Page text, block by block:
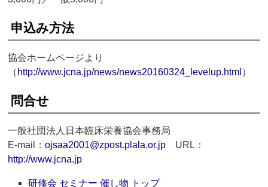
申込み方法
協会ホームページより
（ http://www.jcna.jp/news/news20160324_levelup.html ）
問合せ
一般社団法人日本臨床栄養協会事務局
E-mail：ojsaa2001@zpost.plala.or.jp URL：
http://www.jcna.jp
研修会 セミナー 催し物 トップ